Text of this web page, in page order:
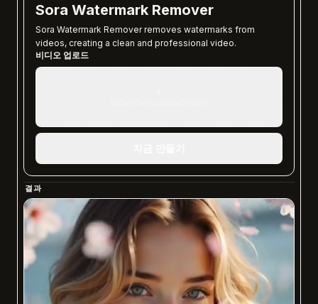
Sora Watermark Remover
Sora Watermark Remover removes watermarks from
videos, creating a clean and professional video.
비디오 업로드
결과